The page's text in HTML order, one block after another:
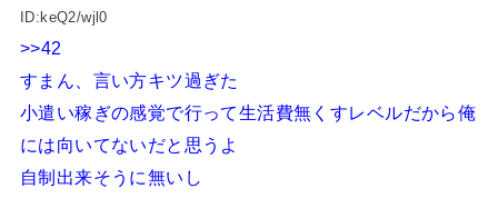
ID:keQ2/wjl0
>>42
すまん、言い方キツ過ぎた
小遣い稼ぎの感覚で行って生活費無くすレベルだから俺
には向いてないだと思うよ
自制出来そうに無いし